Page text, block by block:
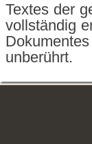
Textes der
vollständig
unberührt.